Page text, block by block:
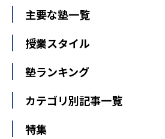
北海道・東北
山形県
福島県
関東
東京都
神奈川県
栃木県
群馬県
新潟県
主要な塾一覧
【掲載塾一覧を見る】
東京個別指導学院
明光義塾
個別教室のトライ
授業スタイル
個別指導
オンライン指導
塾ランキング
中学受験ランキング
カテゴリ別記事一覧
中学受験
特集